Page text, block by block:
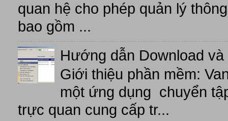
quan hệ cho phép quản lý
bao gồm ...
Hướng dẫn Download
Giới thiệu phần mềm:
một ứng dụng chuyển
trực quan cung cấp tr...